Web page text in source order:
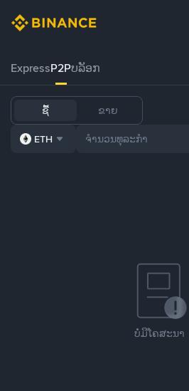
ExpressP2Pບລັອກ
ຊື້ ຂາຍ
ETH
ບໍ່ມີໂຄສະນາ